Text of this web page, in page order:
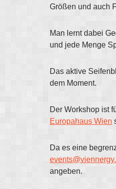
Größen und auch
Man lernt dabei
und jede Menge
Das aktive
dem Moment.
Der Workshop ist
Europahaus Wien
Da es eine
angeben.